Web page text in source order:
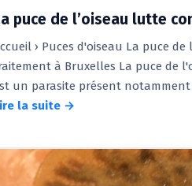
puce de l’oiseau lutte
› Puces d'oiseau La puce
à Bruxelles La puce de
un parasite présent
la suite →